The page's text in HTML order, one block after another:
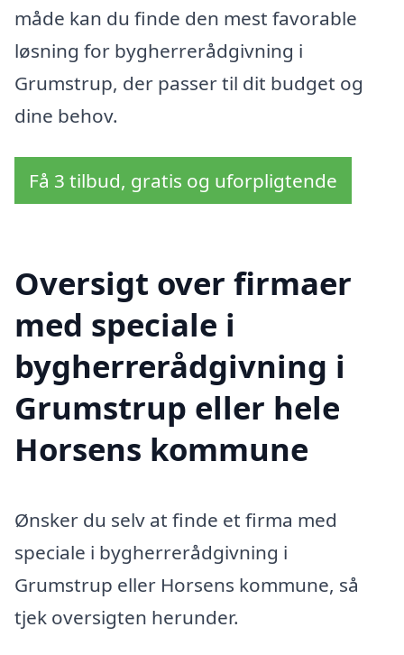
måde kan du finde den mest favorable
løsning for bygherrerådgivning i
Grumstrup, der passer til dit budget og
dine behov.
Få 3 tilbud, gratis og uforpligtende
Oversigt over firmaer
med speciale i
bygherrerådgivning i
Grumstrup eller hele
Horsens kommune
Ønsker du selv at finde et firma med
speciale i bygherrerådgivning i
Grumstrup eller Horsens kommune, så
tjek oversigten herunder.